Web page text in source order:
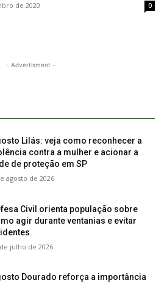
de 2020 0
- Advertisment -
Lilás: veja como reconhecer a
contra a mulher e acionar a
de proteção em SP
agosto de 2026
Civil orienta população sobre
agir durante ventanias e evitar
julho de 2026
Dourado reforça a importância